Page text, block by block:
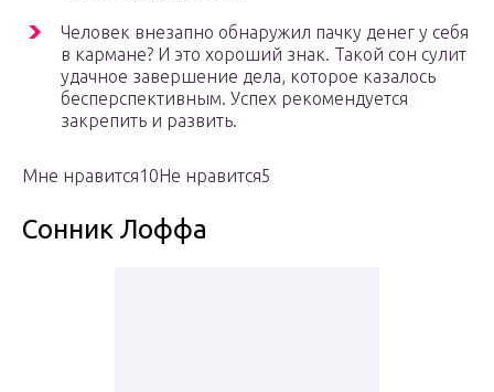
Человек внезапно обнаружил пачку денег у себя
в кармане? И это хороший знак. Такой сон сулит
удачное завершение дела, которое казалось
бесперспективным. Успех рекомендуется
закрепить и развить.
Мне нравится10Не нравится5
Сонник Лоффа